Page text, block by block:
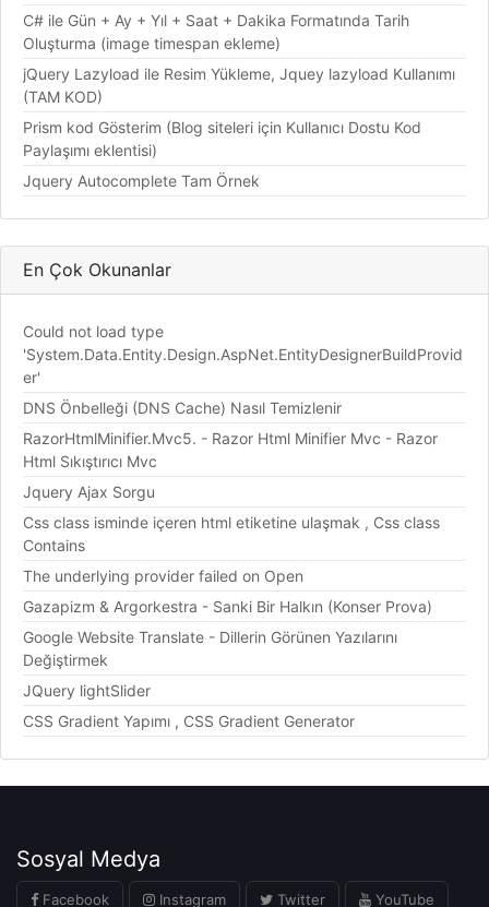
C# ile Gün + Ay + Yıl + Saat + Dakika Formatında Tarih
Oluşturma (image timespan ekleme)
jQuery Lazyload ile Resim Yükleme, Jquey lazyload Kullanımı
(TAM KOD)
Prism kod Gösterim (Blog siteleri için Kullanıcı Dostu Kod
Paylaşımı eklentisi)
Jquery Autocomplete Tam Örnek
En Çok Okunanlar
Could not load type
'System.Data.Entity.Design.AspNet.EntityDesignerBuildProvid
er'
DNS Önbelleği (DNS Cache) Nasıl Temizlenir
RazorHtmlMinifier.Mvc5. - Razor Html Minifier Mvc - Razor
Html Sıkıştırıcı Mvc
Jquery Ajax Sorgu
Css class isminde içeren html etiketine ulaşmak , Css class
Contains
The underlying provider failed on Open
Gazapizm & Argorkestra - Sanki Bir Halkın (Konser Prova)
Google Website Translate - Dillerin Görünen Yazılarını
Değiştirmek
JQuery lightSlider
CSS Gradient Yapımı , CSS Gradient Generator
Sosyal Medya
Facebook Instagram Twitter YouTube